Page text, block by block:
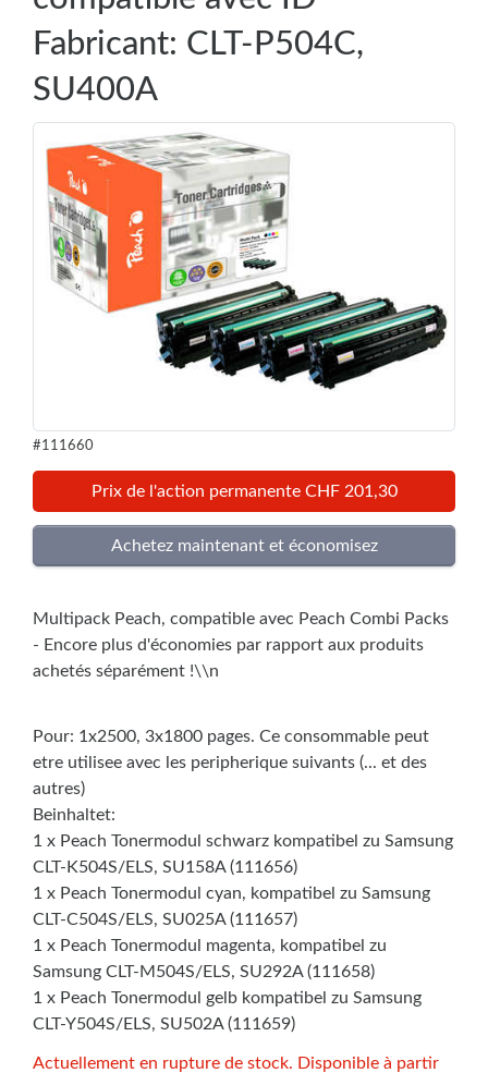
Fabricant: CLT-P504C,
SU400A
#111660
Prix de l'action permanente CHF 201,30
Multipack Peach, compatible avec Peach Combi Packs
- Encore plus d'économies par rapport aux produits
achetés séparément !\\n
Pour: 1x2500, 3x1800 pages. Ce consommable peut
etre utilisee avec les peripherique suivants (... et des
autres)
Beinhaltet:
1 x Peach Tonermodul schwarz kompatibel zu Samsung
CLT-K504S/ELS, SU158A (111656)
1 x Peach Tonermodul cyan, kompatibel zu Samsung
CLT-C504S/ELS, SU025A (111657)
1 x Peach Tonermodul magenta, kompatibel zu
Samsung CLT-M504S/ELS, SU292A (111658)
1 x Peach Tonermodul gelb kompatibel zu Samsung
CLT-Y504S/ELS, SU502A (111659)
Actuellement en rupture de stock. Disponible à partir